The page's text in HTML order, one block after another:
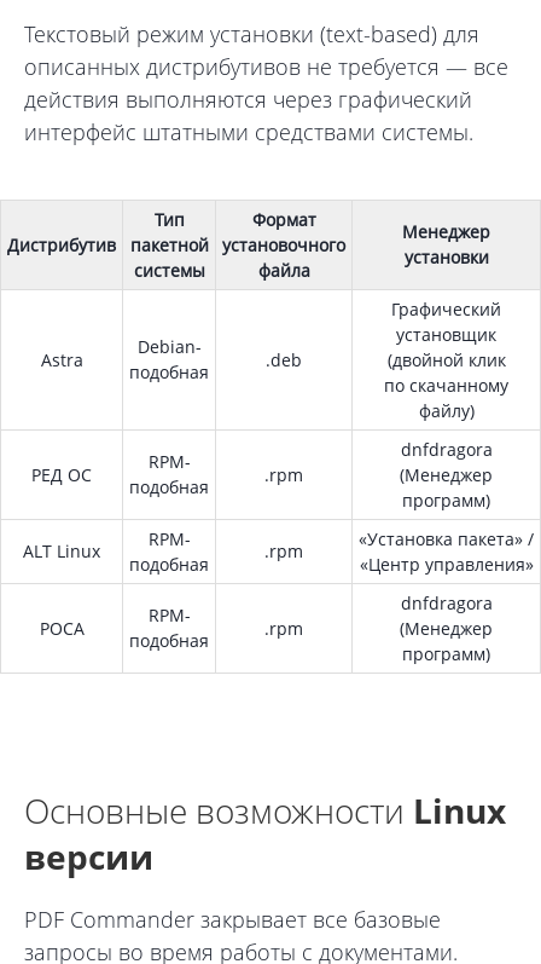
Текстовый режим установки (text-based) для
описанных дистрибутивов не требуется — все
действия выполняются через графический
интерфейс штатными средствами системы.
Дистрибутив
Тип
пакетной
системы
Формат
установочного
файла
Менеджер
установки
Astra
Debian-
подобная
.deb
Графический
установщик
(двойной клик
по скачанному
файлу)
РЕД ОС
RPM-
подобная
.rpm
dnfdragora
(Менеджер
программ)
ALT Linux
RPM-
подобная
.rpm
«Установка пакета» /
«Центр управления»
РОСА
RPM-
подобная
.rpm
dnfdragora
(Менеджер
программ)
Основные возможности Linux
версии
PDF Commander закрывает все базовые
запросы во время работы с документами.